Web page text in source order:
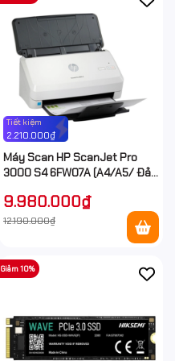
Tiết kiệm
2.210.000₫
Máy Scan HP ScanJet Pro
3000 S4 6FW07A (A4/A5/ Đảo
9.980.000₫
12.190.000₫
Giảm 10%